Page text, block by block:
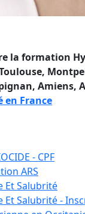
la formation
Amiens,
en France
- CPF
ARS
Et Salubrité
Et Salubrité -